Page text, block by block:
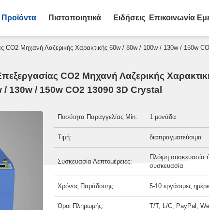
Προϊόντα Πιστοποιητικά Ειδήσεις Επικοινωνία
CO2 Μηχανή Λαζερικής Χαρακτικής 60w / 80w / 100w / 130w / 150w
CO2 Μηχανή Λαζερικής
/ 130w / 150w CO2 13090 3D Crystal
Ποσότητα Παραγγελίας Min: 1 μονάδα
Τιμή: διαπραγματεύσιμα
Συσκευασία Λεπτομέρειες:
Πλόιμη συσκευασία
συσκευασία
Χρόνος Παράδοσης: 5-10 εργάσιμες
Όροι Πληρωμής: T/T, L/C, PayPal,